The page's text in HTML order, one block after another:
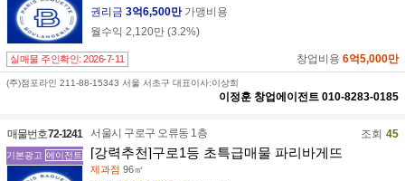
권리금 3억6,500만 가맹비용
월수익 2,120만 (3.2%)
실매물 주인확인: 2026-7-11 창업비용 6억5,000만
(주)점포라인 211-88-15343 서울 서초구 대표이사:이상희
이정훈 창업에이전트 010-8283-0185
매물번호72-1241
기본광고 에이전트
서울시 구로구 오류동 1층 조회 45
[강력추천]구로1등 초특급매물 파리바게뜨
제과점 96㎡